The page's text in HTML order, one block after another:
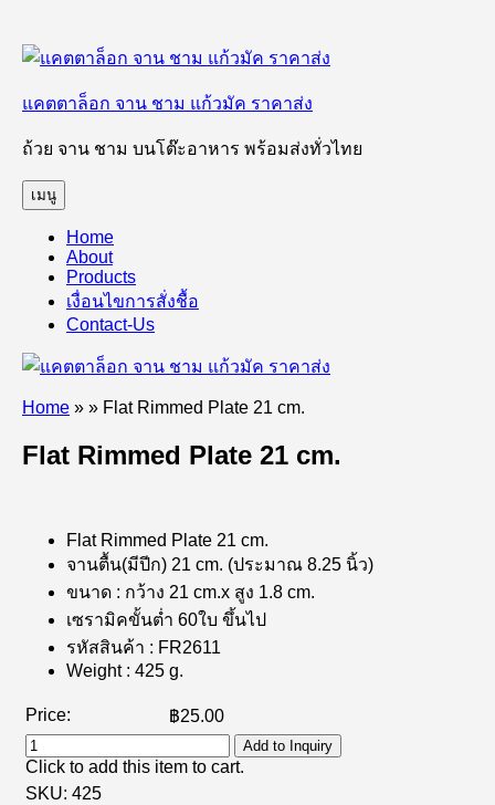
ข้าม
ยัง
บทความ
แคตตาล็อก จาน ชาม แก้วมัค ราคาส่ง
ถ้วย จาน ชาม บนโต๊ะอาหาร พร้อมส่งทั่วไทย
เมนู
Home
About
Products
เงื่อนไขการสั่งชื้อ
Contact-Us
Home » » Flat Rimmed Plate 21 cm.
Flat Rimmed Plate 21 cm.
Flat Rimmed Plate 21 cm.
จานตื้น(มีปีก) 21 cm. (ประมาณ 8.25 นิ้ว)
ขนาด : กว้าง 21 cm.x สูง 1.8 cm.
เซรามิคขั้นต่ำ 60ใบ ขึ้นไป
รหัสสินค้า : FR2611
Weight : 425 g.
Price: ฿25.00
Add to Inquiry
Click to add this item to cart.
SKU: 425